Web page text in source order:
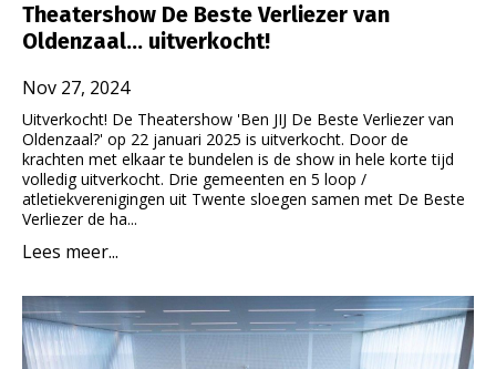
Theatershow De Beste Verliezer van
Oldenzaal... uitverkocht!
Nov 27, 2024
Uitverkocht! De Theatershow 'Ben JIJ De Beste Verliezer van
Oldenzaal?' op 22 januari 2025 is uitverkocht. Door de
krachten met elkaar te bundelen is de show in hele korte tijd
volledig uitverkocht. Drie gemeenten en 5 loop /
atletiekverenigingen uit Twente sloegen samen met De Beste
Verliezer de ha...
Lees meer...